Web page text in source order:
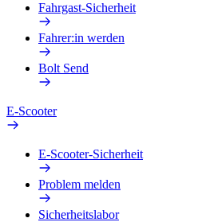
Fahrgast-Sicherheit
Fahrer:in werden
Bolt Send
E-Scooter
E-Scooter-Sicherheit
Problem melden
Sicherheitslabor